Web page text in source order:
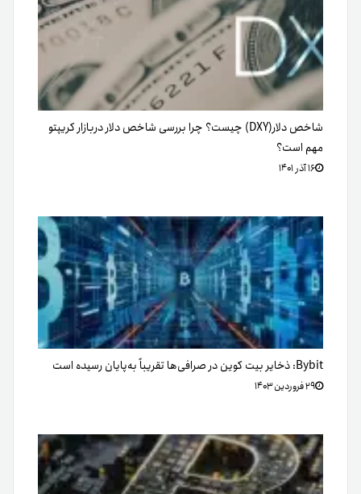
شاخص دلار(DXY) چیست؟ چرا بررسی شاخص دلار دربازار کریپتو
مهم است؟
۱۶ آذر ۱۴۰۱
Bybit: ذخایر بیت کوین در صرافی‌ها تقریباً به‌پایان رسیده است
۲۹ فروردین ۱۴۰۳